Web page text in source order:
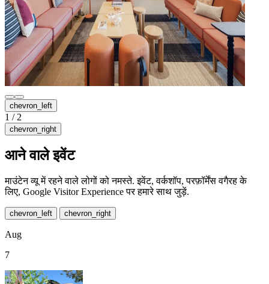
chevron_left
1 / 2
chevron_right
आने वाले इवेंट
माउंटेन व्यू में रहने वाले लोगों को नमस्ते. इवेंट, वर्कशॉप, परफ़ॉर्मेंस वगैरह के
लिए, Google Visitor Experience पर हमारे साथ जुड़ें.
chevron_left chevron_right
Aug
7